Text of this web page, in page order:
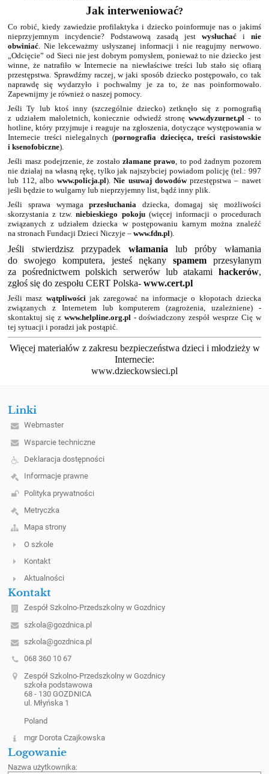
Jak interweniować?
Co robić, kiedy zawiedzie profilaktyka i dziecko poinformuje nas o jakimś
nieprzyjemnym incydencie? Podstawową zasadą jest wysłuchać i nie
obwiniać . Nie lekceważmy usłyszanej informacji i nie reagujmy nerwowo.
„Odcięcie” od Sieci nie jest dobrym pomysłem, ponieważ to nie dziecko jest
winne, że natrafiło w Internecie na niewłaściwe treści lub stało się ofiarą
przestępstwa. Sprawdźmy raczej, w jaki sposób dziecko postępowało, co tak
naprawdę się wydarzyło i pochwalmy je za to, że nas poinformowało.
Zapewnijmy je również o naszej pomocy.
Jeśli Ty lub ktoś inny (szczególnie dziecko) zetknęło się z pornografią
z udziałem małoletnich, koniecznie odwiedź stronęwww.dyzurnet.pl - to
hotline, który przyjmuje i reaguje na zgłoszenia, dotyczące występowania w
Internecie treści nielegalnych (pornografia dziecięca, treści rasistowskie
i ksenofobiczne).
Jeśli masz podejrzenie, że zostało złamane prawo , to pod żadnym pozorem
nie działaj na własną rękę, tylko jak najszybciej powiadom policję (tel.: 997
lub 112, albowww.policja.pl).Nie usuwaj dowodówprzestępstwa – nawet
jeśli będzie to wulgarny lub nieprzyjemny list, bądź inny plik.
Jeśli sprawa wymagaprzesłuchania dziecka, domagaj się możliwości
skorzystania z tzw.niebieskiego pokoju(więcej informacji o procedurach
związanych z udziałem dziecka w postępowaniu karnym można znaleźć
na stronach Fundacji Dzieci Niczyje –www.fdn.pl).
Jeśli stwierdzisz przypadek włamania lub próby włamania
do swojego komputera, jesteś nękany spamemprzesyłanym
za pośrednictwem polskich serwerów lub atakami hackerów,
zgłoś się do zespołu CERT Polska-www.cert.pl
Jeśli masz wątpliwości jak zaregować na informacje o kłopotach dziecka
związanych z Internetem lub komputerem (zagrożenia, uzależniene) -
skontaktuj się z www.helpline.org.pl - doświadczony zespół wesprze Cię w
tej sytuacji i poradzi jak postąpić.
Więcej materiałów z zakresu bezpieczeństwa dzieci i młodzieży w
Internecie:
www.dzieckowsieci.pl
Linki
Webmaster
Wsparcie techniczne
Deklaracja dostępności
Informacje prawne
Polityka prywatności
Metryczka
Mapa strony
O szkole
Kontakt
Aktualności
Kontakt
Zespół Szkolno-Przedszkolny w Gozdnicy
szkola@gozdnica.pl
szkola@gozdnica.pl
068 360 10 67
Zespół Szkolno-Przedszkolny w Gozdnicy
szkoła podstawowa
68 - 130 GOZDNICA
ul. Młyńska 1
Poland
mgr Dorota Czajkowska
Logowanie
Nazwa użytkownika: